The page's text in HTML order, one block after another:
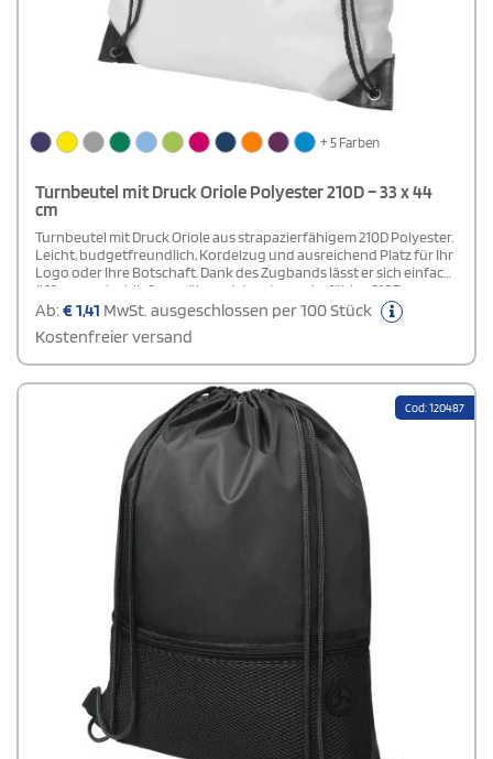
+ 5 Farben
Turnbeutel mit Druck Oriole Polyester 210D – 33 x 44
cm
Turnbeutel mit Druck Oriole aus strapazierfähigem 210D Polyester.
Leicht, budgetfreundlich, Kordelzug und ausreichend Platz für Ihr
Logo oder Ihre Botschaft. Dank des Zugbands lässt er sich einfach
öffnen und schließen, während das strapazierfähige 210D-
Polyestermaterial Stabilität und Langlebigkeit gewährleistet.
Ab:€1,41 MwSt. ausgeschlossen per 100 Stück
Kostenfreier versand
Cod: 120487